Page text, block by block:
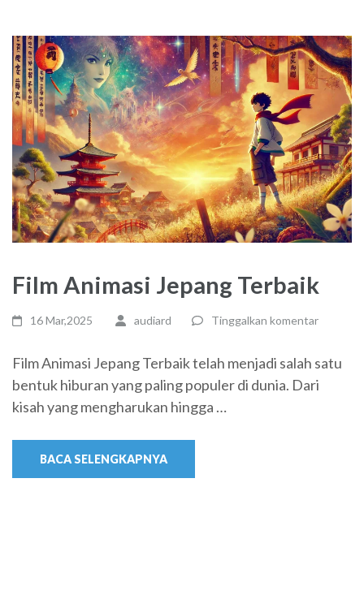
Film Animasi Jepang Terbaik
16 Mar,2025 audiard Tinggalkan komentar
Film Animasi Jepang Terbaik telah menjadi salah satu
bentuk hiburan yang paling populer di dunia. Dari
kisah yang mengharukan hingga …
BACA SELENGKAPNYA